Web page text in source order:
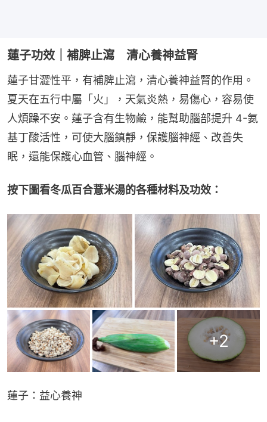
蓮子功效｜補脾止瀉 清心養神益腎
蓮子甘澀性平，有補脾止瀉，清心養神益腎的作用。
夏天在五行中屬「火」，天氣炎熱，易傷心，容易使
人煩躁不安。蓮子含有生物鹼，能幫助腦部提升 4-氨
基丁酸活性，可使大腦鎮靜，保護腦神經、改善失
眠，還能保護心血管、腦神經。
按下圖看冬瓜百合薏米湯的各種材料及功效：
+2
蓮子：益心養神